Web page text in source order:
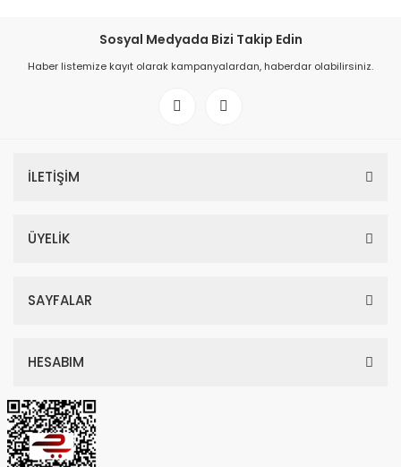
Sosyal Medyada Bizi Takip Edin
Haber listemize kayıt olarak kampanyalardan, haberdar olabilirsiniz.
İLETİŞİM
ÜYELİK
SAYFALAR
HESABIM